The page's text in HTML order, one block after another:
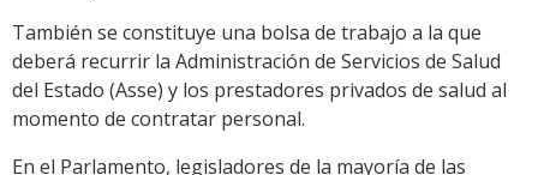
También se constituye una bolsa de trabajo a la que
deberá recurrir la Administración de Servicios de Salud
del Estado (Asse) y los prestadores privados de salud al
momento de contratar personal.
En el Parlamento, legisladores de la mayoría de las